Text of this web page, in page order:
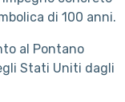
di 100 anni.
al Pontano
Stati Uniti dagli